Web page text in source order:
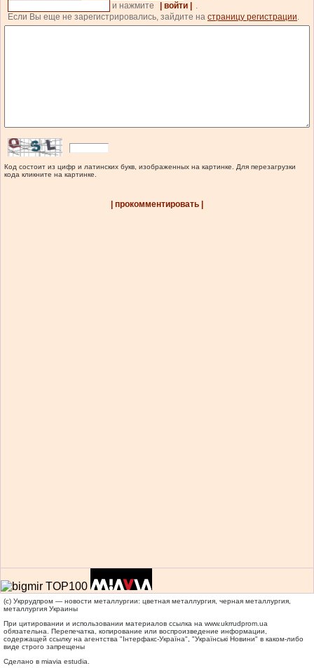
и нажмите
| войти |
.
Если Вы еще не зарегистрировались, зайдите на страницу регистрации.
Код состоит из цифр и латинских букв, изображенных на картинке. Для перезагрузки
кода кликните на картинке.
| прокомментировать |
(c) Укррудпром — новости металлургии: цветная металлургия, черная металлургия,
металлургия Украины
При цитировании и использовании материалов ссылка на www.ukrrudprom.ua
обязательна. Перепечатка, копирование или воспроизведение информации,
содержащей ссылку на агентства "Iнтерфакс-Україна", "Українськi Новини" в каком-либо
виде строго запрещены
Сделано в miavia estudia.